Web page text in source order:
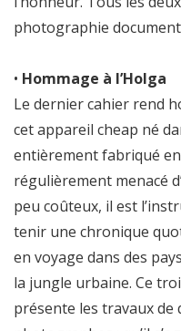
photographie
• Hommage à l’Holga
Le dernier cahier rend
cet appareil cheap né
entièrement fabriqué
régulièrement menacé
peu coûteux, il est
tenir une chronique
en voyage dans des
la jungle urbaine. Ce
présente les travaux de